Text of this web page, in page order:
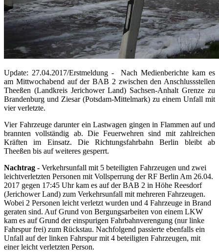
Update: 27.04.2017/Erstmeldung - Nach Medienberichte kam es
am Mittwochabend auf der BAB 2 zwischen den Anschlussstellen
Theeßen (Landkreis Jerichower Land) Sachsen-Anhalt Grenze zu
Brandenburg und Ziesar (Potsdam-Mittelmark) zu einem Unfall mit
vier verletzte.
Vier Fahrzeuge darunter ein Lastwagen gingen in Flammen auf und
brannten vollständig ab. Die Feuerwehren sind mit zahlreichen
Kräften im Einsatz. Die Richtungsfahrbahn Berlin bleibt ab
Theeßen bis auf weiteres gesperrt.
Nachtrag - Verkehrsunfall mit 5 beteiligten Fahrzeugen und zwei
leichtverletzten Personen mit Vollsperrung der RF Berlin Am 26.04.
2017 gegen 17:45 Uhr kam es auf der BAB 2 in Höhe Reesdorf
(Jerichower Land) zum Verkehrsunfall mit mehreren Fahrzeugen.
Wobei 2 Personen leicht verletzt wurden und 4 Fahrzeuge in Brand
geraten sind. Auf Grund von Bergungsarbeiten von einem LKW
kam es auf Grund der einspurigen Fahrbahnverengung (nur linke
Fahrspur frei) zum Rückstau. Nachfolgend passierte ebenfalls ein
Unfall auf der linken Fahrspur mit 4 beteiligten Fahrzeugen, mit
einer leicht verletzten Person.